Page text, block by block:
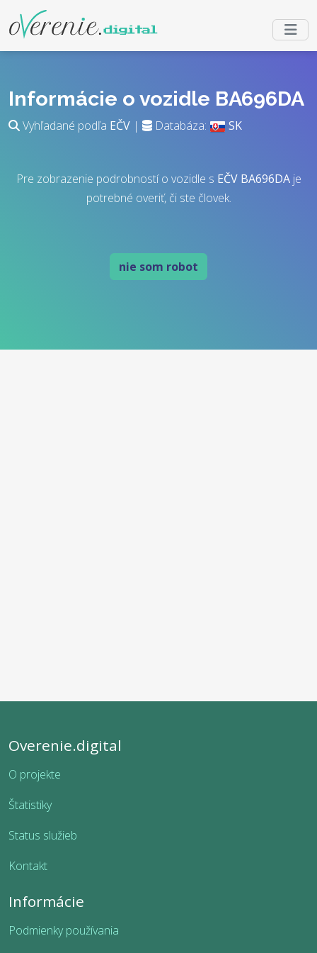
Informácie o vozidle BA696DA
Vyhľadané podľa EČV | Databáza: SK
Pre zobrazenie podrobností o vozidle s EČV BA696DAje
potrebné overiť, či ste človek.
nie som robot
Overenie.digital
O projekte
Štatistiky
Status služieb
Kontakt
Informácie
Podmienky používania